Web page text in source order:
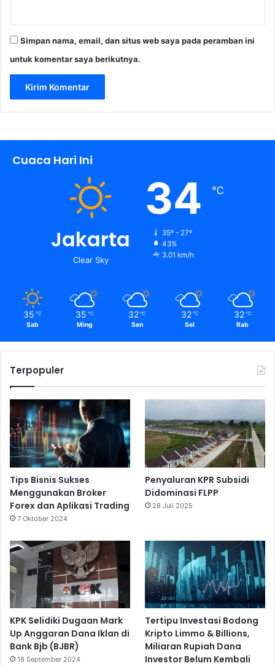
Simpan nama, email, dan situs web saya pada peramban ini
untuk komentar saya berikutnya.
Cuaca Hari Ini
Jakarta
Clear Sky
34 ℃
35º - 27º
43%
3.01 km/h
35 ℃
Sab
35 ℃
Ming
32 ℃
Sen
32 ℃
Sel
32 ℃
Rab
Terpopuler
Tips Bisnis Sukses
Menggunakan Broker
Forex dan Aplikasi Trading
7 Oktober 2024
Penyaluran KPR Subsidi
Didominasi FLPP
28 Juli 2025
KPK Selidiki Dugaan Mark
Up Anggaran Dana Iklan di
Bank Bjb (BJBR)
18 September 2024
Tertipu Investasi Bodong
Kripto Limmo & Billions,
Miliaran Rupiah Dana
Investor Belum Kembali